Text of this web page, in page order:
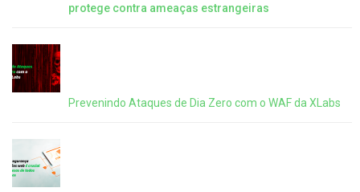
protege contra ameaças estrangeiras
Prevenindo Ataques de Dia Zero com o WAF da XLabs